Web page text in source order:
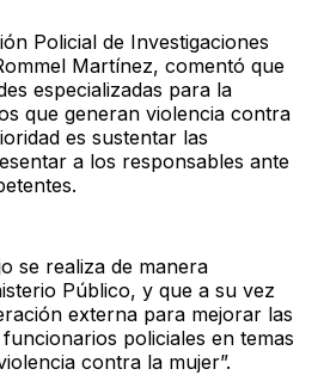
Policial de Investigaciones
Martínez, comentó que
especializadas para la
que generan violencia contra
es sustentar las
a los responsables ante
se realiza de manera
Público, y que a su vez
externa para mejorar las
policiales en temas
contra la mujer”.